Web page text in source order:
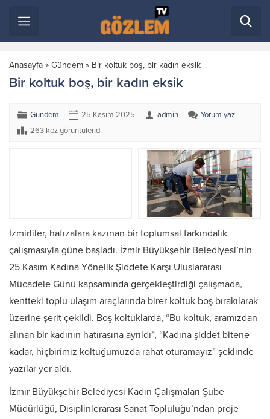
Anasayfa » Gündem » Bir koltuk boş, bir kadın eksik
Bir koltuk boş, bir kadın eksik
Gündem 25 Kasım 2025 admin
Yorum yaz
263 kez görüntülendi
İzmirliler, hafızalara kazınan bir toplumsal farkındalık
çalışmasıyla güne başladı. İzmir Büyükşehir Belediyesi’nin
25 Kasım Kadına Yönelik Şiddete Karşı Uluslararası
Mücadele Günü kapsamında gerçekleştirdiği çalışmada,
kentteki toplu ulaşım araçlarında birer koltuk boş bırakılarak
üzerine şerit çekildi. Boş koltuklarda, “Bu koltuk, aramızdan
alınan bir kadının hatırasına ayrıldı”, “Kadına şiddet bitene
kadar, hiçbirimiz koltuğumuzda rahat oturamayız” şeklinde
yazılar yer aldı.
İzmir Büyükşehir Belediyesi Kadın Çalışmaları Şube
Müdürlüğü, Disiplinlerarası Sanat Topluluğu’ndan proje